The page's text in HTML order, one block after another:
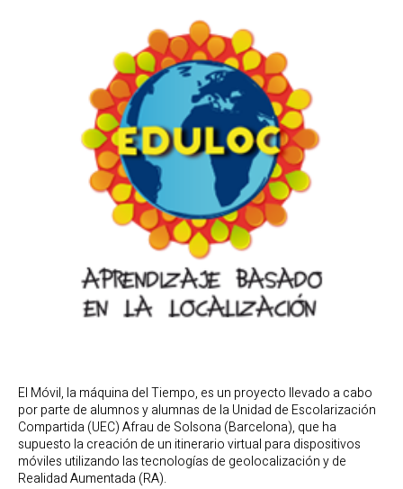
El Móvil, la máquina del Tiempo, es un proyecto llevado a cabo
por parte de alumnos y alumnas de la Unidad de Escolarización
Compartida (UEC) Afrau de Solsona (Barcelona), que ha
supuesto la creación de un itinerario virtual para dispositivos
móviles utilizando las tecnologías de geolocalización y de
Realidad Aumentada (RA).